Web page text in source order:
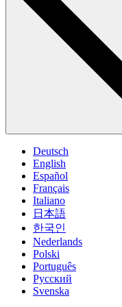
Deutsch
English
Español
Français
Italiano
日本語
한국인
Nederlands
Polski
Português
Pусский
Svenska